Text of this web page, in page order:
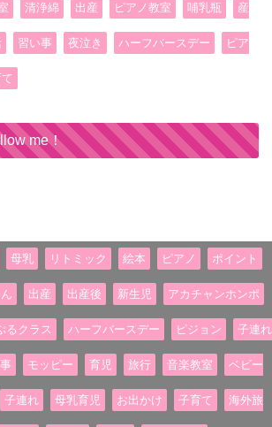
清浄綿 出産 ピアノ教室 哺乳瓶 産
習い事 夜泣き ハーフバースデー ピア
me！
母乳 リトミック 絵本 ピアノ ポイント
出産 出産後 新生児 アカチャンホンポ
るクラス ハーフバースデー ピジョン 子連れ
モッピー 育児 旅行 音楽教室 ベビー
子連れ 母乳育児 お出かけ 子育て 海外旅